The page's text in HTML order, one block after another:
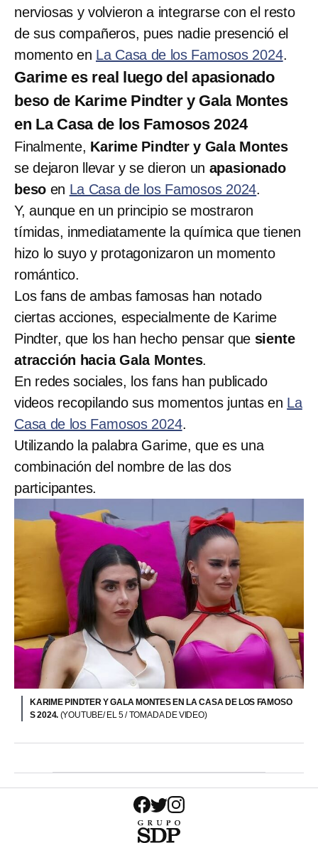
nerviosas y volvieron a integrarse con el resto
de sus compañeros, pues nadie presenció el
momento en La Casa de los Famosos 2024.
Garime es real luego del apasionado
beso de Karime Pindter y Gala Montes
en La Casa de los Famosos 2024
Finalmente, Karime Pindter y Gala Montes
se dejaron llevar y se dieron un apasionado
beso en La Casa de los Famosos 2024.
Y, aunque en un principio se mostraron
tímidas, inmediatamente la química que tienen
hizo lo suyo y protagonizaron un momento
romántico.
Los fans de ambas famosas han notado
ciertas acciones, especialmente de Karime
Pindter, que los han hecho pensar que siente
atracción hacia Gala Montes.
En redes sociales, los fans han publicado
videos recopilando sus momentos juntas en La
Casa de los Famosos 2024.
Utilizando la palabra Garime, que es una
combinación del nombre de las dos
participantes.
KARIME PINDTER Y GALA MONTES EN LA CASA DE LOS FAMOSO
S 2024. (YOUTUBE/ EL 5 / TOMADA DE VIDEO)